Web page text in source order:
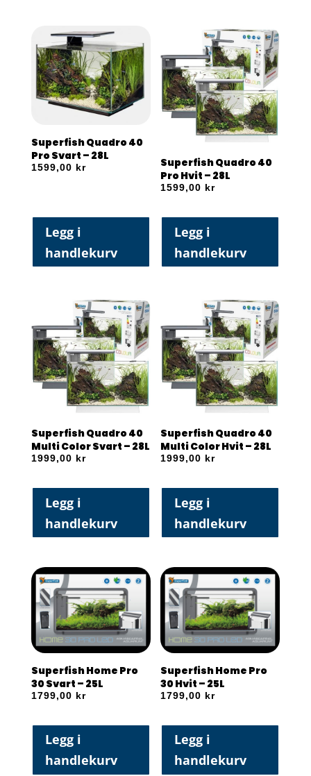
Superfish Quadro 40
Pro Svart – 28L
1599,00 kr
Legg i
handlekurv
Superfish Quadro 40
Pro Hvit – 28L
1599,00 kr
Legg i
handlekurv
Superfish Quadro 40
Multi Color Svart – 28L
1999,00 kr
Legg i
handlekurv
Superfish Quadro 40
Multi Color Hvit – 28L
1999,00 kr
Legg i
handlekurv
Superfish Home Pro
30 Svart – 25L
1799,00 kr
Legg i
handlekurv
Superfish Home Pro
30 Hvit – 25L
1799,00 kr
Legg i
handlekurv